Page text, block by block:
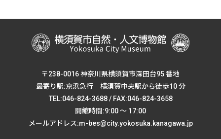
〒238-0016 神奈川県横須賀市深田台95 番地
最寄り駅:京浜急行 横須賀中央駅から徒歩10 分
TEL:046-824-3688 / FAX:046-824-3658
開館時間:9:00 ～ 17:00
メールアドレス:m-bes@city.yokosuka.kanagawa.jp